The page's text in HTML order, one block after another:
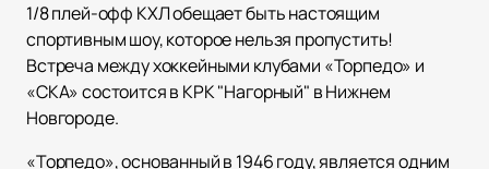
1/8 плей-офф КХЛ обещает быть настоящим
спортивным шоу, которое нельзя пропустить!
Встреча между хоккейными клубами «Торпедо» и
«СКА» состоится в КРК "Нагорный" в Нижнем
Новгороде.
«Торпедо», основанный в 1946 году, является одним